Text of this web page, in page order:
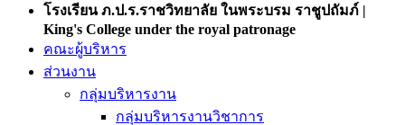
โรงเรียน ภ.ป.ร.ราชวิทยาลัย ในพระบรม ราชูปถัมภ์ |
King's College under the royal patronage
คณะผู้บริหาร
ส่วนงาน
กลุ่มบริหารงาน
กลุ่มบริหารงานวิชาการ